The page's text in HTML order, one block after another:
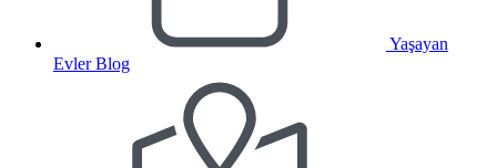
Yaşayan
Evler Blog